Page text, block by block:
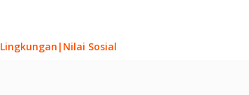
Lingkungan | Nilai Sosial